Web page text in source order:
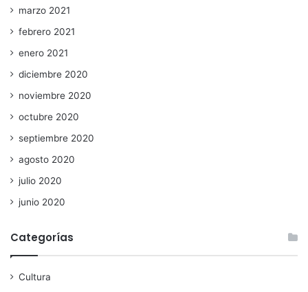
marzo 2021
febrero 2021
enero 2021
diciembre 2020
noviembre 2020
octubre 2020
septiembre 2020
agosto 2020
julio 2020
junio 2020
Categorías
Cultura